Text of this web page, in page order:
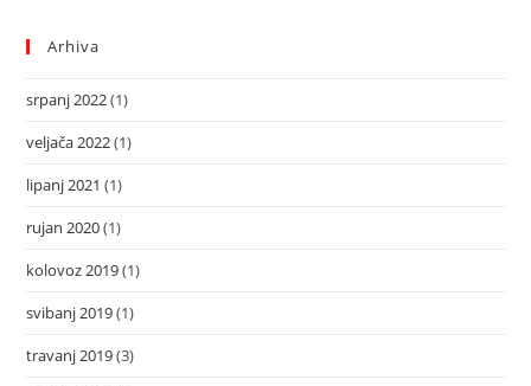
Arhiva
srpanj 2022(1)
veljača 2022(1)
lipanj 2021 (1)
rujan 2020(1)
kolovoz 2019(1)
svibanj 2019(1)
travanj 2019(3)